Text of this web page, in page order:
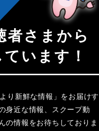
います！
り新鮮な情報」をお届けす
身近な情報、スクープ動
の情報をお待ちしておりま